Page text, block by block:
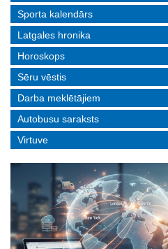
Sporta kalendārs
Latgales hronika
Horoskops
Sēru vēstis
Darba meklētājiem
Autobusu saraksts
Virtuve